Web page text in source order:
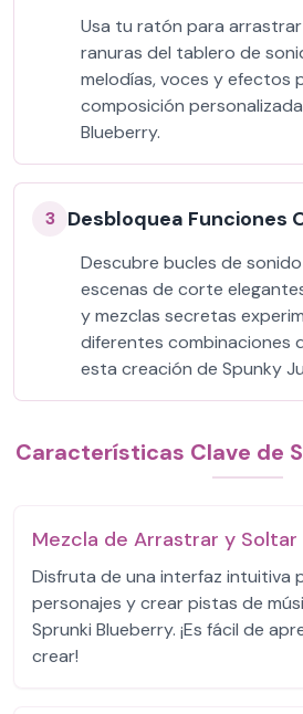
Usa tu ratón para
ranuras del tablero de
melodías, voces y efectos
composición
Blueberry.
3 Desbloquea Funciones
Descubre bucles de
escenas de corte
y mezclas secretas
diferentes combinaciones
esta creación de Spunky
Características Clave de
Mezcla de Arrastrar y Soltar
Disfruta de una interfaz intuitiva
personajes y crear pistas de
Sprunki Blueberry. ¡Es fácil de
crear!